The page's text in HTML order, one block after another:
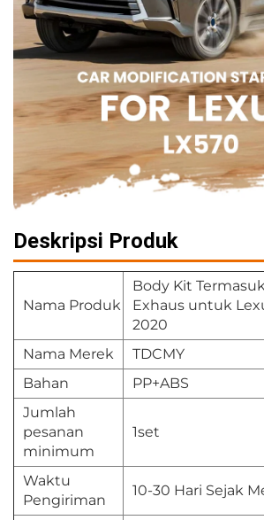
Deskripsi Produk
Nama Produk
Body Kit
Exhaus untuk
2020
Nama Merek
TDCMY
Bahan
PP+ABS
Jumlah
pesanan
minimum
1set
Waktu
Pengiriman
10-30 Hari Sejak